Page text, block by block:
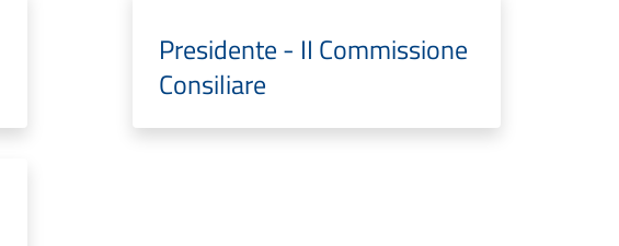
Presidente - II Commissione
Consiliare